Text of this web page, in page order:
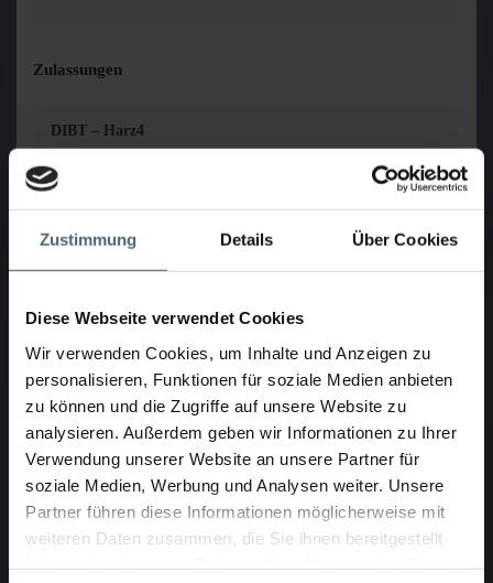
Zustimmung Details Über Cookies
Diese Webseite verwendet Cookies
Wir verwenden Cookies, um Inhalte und Anzeigen zu
personalisieren, Funktionen für soziale Medien anbieten
zu können und die Zugriffe auf unsere Website zu
analysieren. Außerdem geben wir Informationen zu Ihrer
Verwendung unserer Website an unsere Partner für
soziale Medien, Werbung und Analysen weiter. Unsere
Partner führen diese Informationen möglicherweise mit
weiteren Daten zusammen, die Sie ihnen bereitgestellt
Zulassungen
DIBT – Harz4
Konudur Robopox 10
Download Öffnen
DIBT - Konudur Robopress 07
Download Öffnen